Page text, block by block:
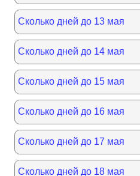
Сколько дней до 13 мая
Сколько дней до 14 мая
Сколько дней до 15 мая
Сколько дней до 16 мая
Сколько дней до 17 мая
Сколько дней до 18 мая